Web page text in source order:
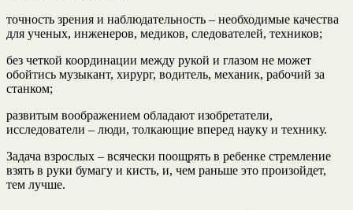
точность зрения и наблюдательность – необходимые качества
для ученых, инженеров, медиков, следователей, техников;
без четкой координации между рукой и глазом не может
обойтись музыкант, хирург, водитель, механик, рабочий за
станком;
развитым воображением обладают изобретатели,
исследователи – люди, толкающие вперед науку и технику.
Задача взрослых – всячески поощрять в ребенке стремление
взять в руки бумагу и кисть, и, чем раньше это произойдет,
тем лучше.